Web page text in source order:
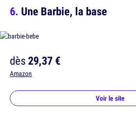
Une Barbie, la base
dès29,37 €
Amazon
Voir le site